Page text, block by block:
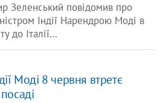
Зеленський повідомив про
Індії Нарендрою Моді в
до Італії…
Моді 8 червня втретє